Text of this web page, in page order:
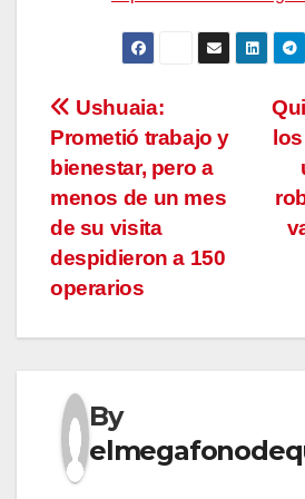
Navegación
de
entradas
Ushuaia:
Prometió trabajo y
bienestar, pero a
menos de un mes
de su visita
despidieron a 150
operarios
By